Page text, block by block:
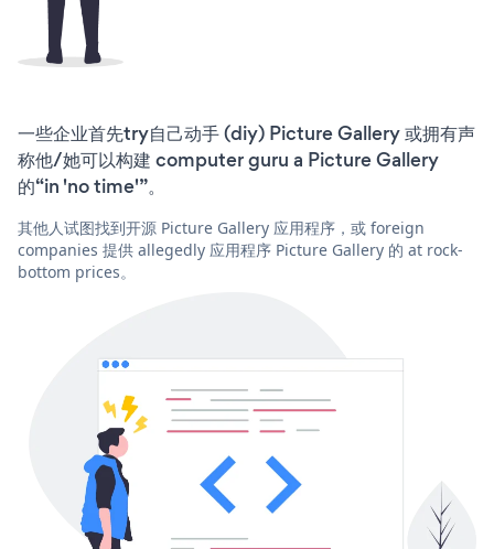
一些企业首先try自己动手 (diy) Picture Gallery 或拥有声
称他/她可以构建 computer guru a Picture Gallery
的“in 'no time'”。
其他人试图找到开源 Picture Gallery 应用程序，或 foreign
companies 提供 allegedly 应用程序 Picture Gallery 的 at rock-
bottom prices。